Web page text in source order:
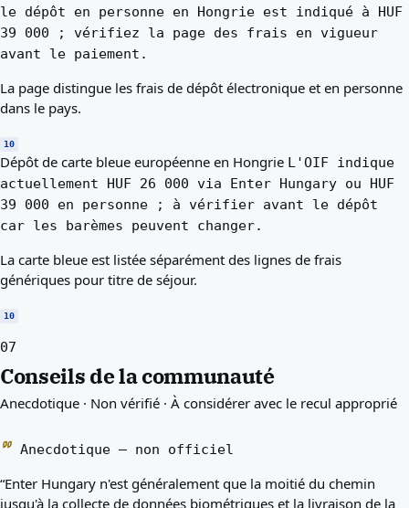
le dépôt en personne en Hongrie est indiqué à HUF
39 000 ; vérifiez la page des frais en vigueur
avant le paiement.
La page distingue les frais de dépôt électronique et en personne
dans le pays.
10
Dépôt de carte bleue européenne en Hongrie L'OIF indique
actuellement HUF 26 000 via Enter Hungary ou HUF
39 000 en personne ; à vérifier avant le dépôt
car les barèmes peuvent changer.
La carte bleue est listée séparément des lignes de frais
génériques pour titre de séjour.
10
07
Conseils de la communauté
Anecdotique · Non vérifié · À considérer avec le recul approprié
Anecdotique — non officiel
“Enter Hungary n'est généralement que la moitié du chemin
jusqu'à la collecte de données biométriques et la livraison de la